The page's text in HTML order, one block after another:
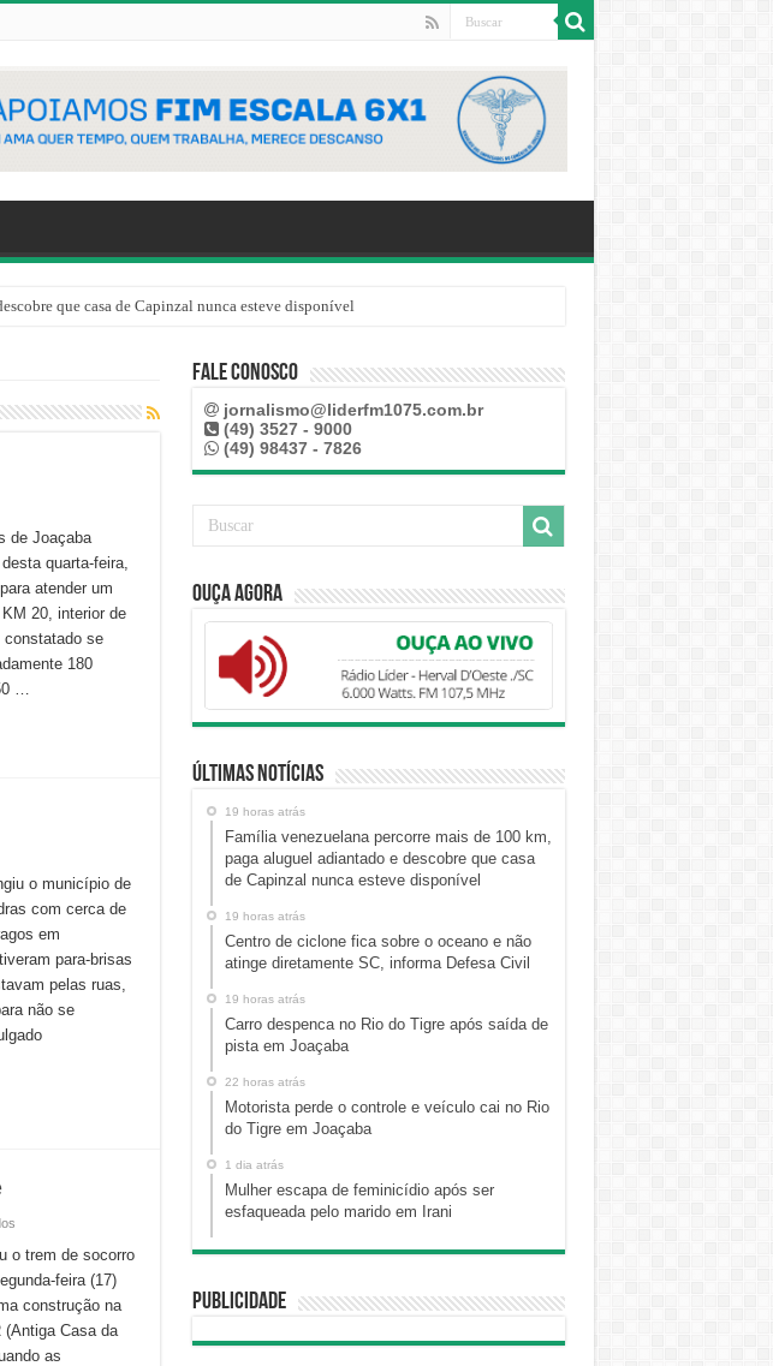
que casa de Capinzal nunca esteve disponível
de Joaçaba
quarta-feira,
atender um
20, interior de
constatado se
180
…
o município de
com cerca de
em
para-brisas
pelas ruas,
não se
em
em
construção
mobiliza
Bombeiros
em
Herval
d
´Oeste
o trem de socorro
feira (17)
construção na
(Antiga Casa da
as
Fale Conosco
jornalismo@liderfm1075.com.br
(49) 3527 - 9000
(49) 98437 - 7826
Ouça Agora
Últimas Notícias
19 horas atrás
Família venezuelana percorre mais de 100 km,
paga aluguel adiantado e descobre que casa
de Capinzal nunca esteve disponível
19 horas atrás
Centro de ciclone fica sobre o oceano e não
atinge diretamente SC, informa Defesa Civil
19 horas atrás
Carro despenca no Rio do Tigre após saída de
pista em Joaçaba
22 horas atrás
Motorista perde o controle e veículo cai no Rio
do Tigre em Joaçaba
1 dia atrás
Mulher escapa de feminicídio após ser
esfaqueada pelo marido em Irani
Publicidade